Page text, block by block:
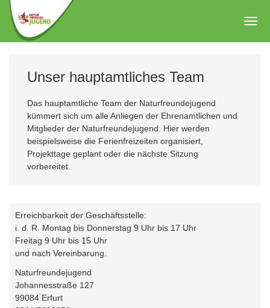
Zum
Hauptinhalt
springen
Unser hauptamtliches Team
Das hauptamtliche Team der Naturfreundejugend
kümmert sich um alle Anliegen der Ehrenamtlichen und
Mitglieder der Naturfreundejugend. Hier werden
beispielsweise die Ferienfreizeiten organisiert,
Projekttage geplant oder die nächste Sitzung
vorbereitet.
Erreichbarkeit der Geschäftsstelle:
i. d. R. Montag bis Donnerstag 9 Uhr bis 17 Uhr
Freitag 9 Uhr bis 15 Uhr
und nach Vereinbarung.
Naturfreundejugend
Johannesstraße 127
99084 Erfurt